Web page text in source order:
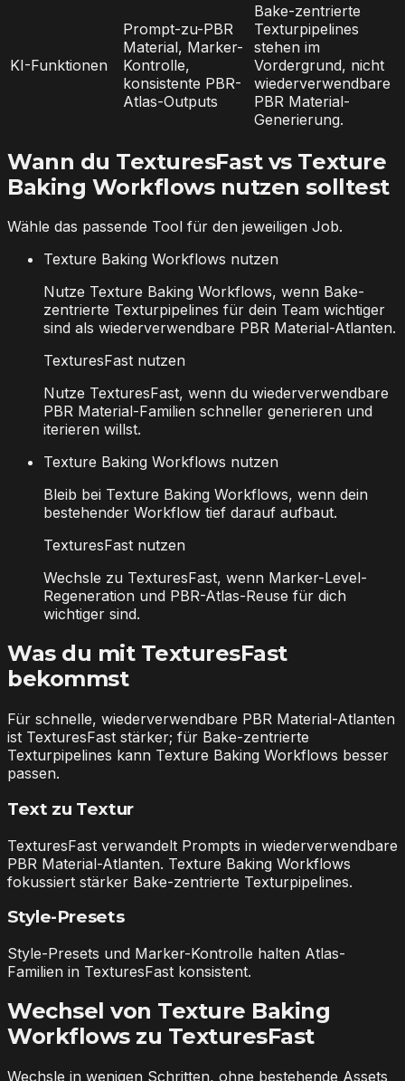
KI-Funktionen
Prompt-zu-PBR
Material, Marker-
Kontrolle,
konsistente PBR-
Atlas-Outputs
Bake-zentrierte
Texturpipelines
stehen im
Vordergrund, nicht
wiederverwendbare
PBR Material-
Generierung.
Wann du TexturesFast vs Texture
Baking Workflows nutzen solltest
Wähle das passende Tool für den jeweiligen Job.
Texture Baking Workflows nutzen
Nutze Texture Baking Workflows, wenn Bake-
zentrierte Texturpipelines für dein Team wichtiger
sind als wiederverwendbare PBR Material-Atlanten.
TexturesFast nutzen
Nutze TexturesFast, wenn du wiederverwendbare
PBR Material-Familien schneller generieren und
iterieren willst.
Texture Baking Workflows nutzen
Bleib bei Texture Baking Workflows, wenn dein
bestehender Workflow tief darauf aufbaut.
TexturesFast nutzen
Wechsle zu TexturesFast, wenn Marker-Level-
Regeneration und PBR-Atlas-Reuse für dich
wichtiger sind.
Was du mit TexturesFast
bekommst
Für schnelle, wiederverwendbare PBR Material-Atlanten
ist TexturesFast stärker; für Bake-zentrierte
Texturpipelines kann Texture Baking Workflows besser
passen.
Text zu Textur
TexturesFast verwandelt Prompts in wiederverwendbare
PBR Material-Atlanten. Texture Baking Workflows
fokussiert stärker Bake-zentrierte Texturpipelines.
Style-Presets
Style-Presets und Marker-Kontrolle halten Atlas-
Familien in TexturesFast konsistent.
Wechsel von Texture Baking
Workflows zu TexturesFast
Wechsle in wenigen Schritten, ohne bestehende Assets